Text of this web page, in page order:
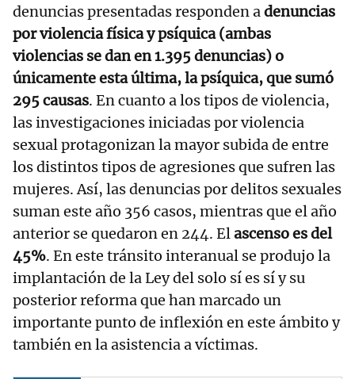
denuncias presentadas responden adenuncias
por violencia física y psíquica (ambas
violencias se dan en 1.395 denuncias) o
únicamente esta última, la psíquica, que sumó
295 causas. En cuanto a los tipos de violencia,
las investigaciones iniciadas por violencia
sexual protagonizan la mayor subida de entre
los distintos tipos de agresiones que sufren las
mujeres. Así, las denuncias por delitos sexuales
suman este año 356 casos, mientras que el año
anterior se quedaron en 244. Elascenso es del
45%. En este tránsito interanual se produjo la
implantación de la Ley del solo sí es sí y su
posterior reforma que han marcado un
importante punto de inflexión en este ámbito y
también en la asistencia a víctimas.